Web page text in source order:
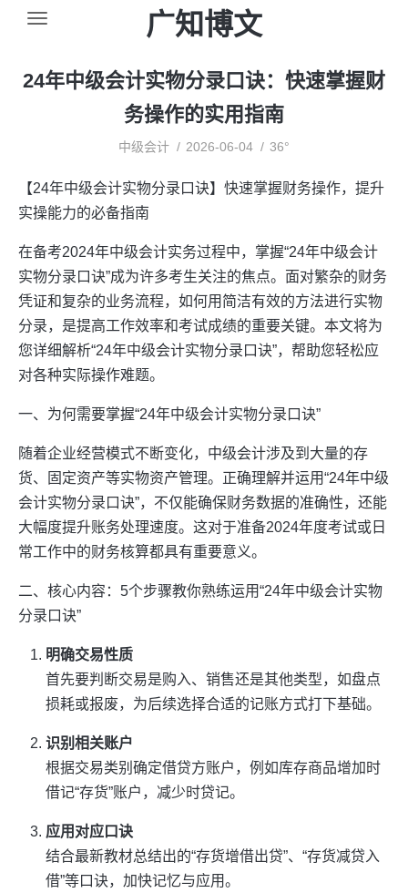
广知博文
24年中级会计实物分录口诀：快速掌握财
务操作的实用指南
中级会计 2026-06-04 36°
【24年中级会计实物分录口诀】快速掌握财务操作，提升
实操能力的必备指南
在备考2024年中级会计实务过程中，掌握“24年中级会计
实物分录口诀”成为许多考生关注的焦点。面对繁杂的财务
凭证和复杂的业务流程，如何用简洁有效的方法进行实物
分录，是提高工作效率和考试成绩的重要关键。本文将为
您详细解析“24年中级会计实物分录口诀”，帮助您轻松应
对各种实际操作难题。
一、为何需要掌握“24年中级会计实物分录口诀”
随着企业经营模式不断变化，中级会计涉及到大量的存
货、固定资产等实物资产管理。正确理解并运用“24年中级
会计实物分录口诀”，不仅能确保财务数据的准确性，还能
大幅度提升账务处理速度。这对于准备2024年度考试或日
常工作中的财务核算都具有重要意义。
二、核心内容：5个步骤教你熟练运用“24年中级会计实物
分录口诀”
明确交易性质
首先要判断交易是购入、销售还是其他类型，如盘点
损耗或报废，为后续选择合适的记账方式打下基础。
识别相关账户
根据交易类别确定借贷方账户，例如库存商品增加时
借记“存货”账户，减少时贷记。
应用对应口诀
结合最新教材总结出的“存货增借出贷”、“存货减贷入
借”等口诀，加快记忆与应用。